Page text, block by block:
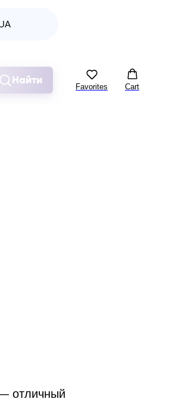
Найти
Favorites Cart
отличный